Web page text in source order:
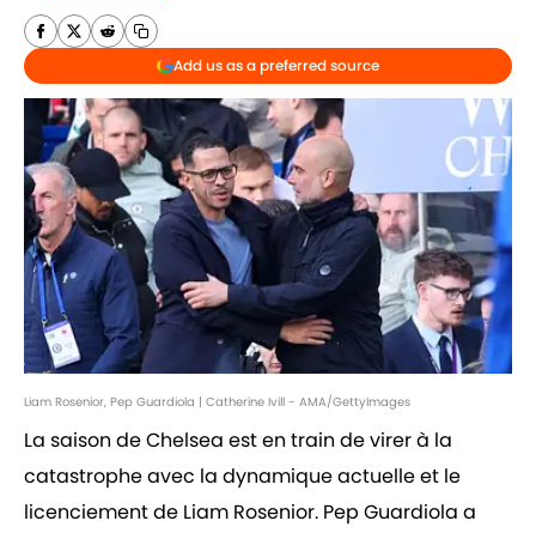
Add us as a preferred source
Liam Rosenior, Pep Guardiola | Catherine Ivill - AMA/GettyImages
La saison de Chelsea est en train de virer à la
catastrophe avec la dynamique actuelle et le
licenciement de Liam Rosenior. Pep Guardiola a